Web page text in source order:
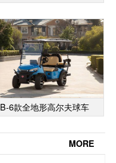
B-6款全地形高尔夫球车
MORE